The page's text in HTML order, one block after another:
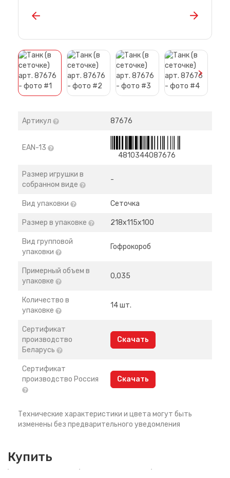
>
Артикул 87676
EAN-13
4810344087676
Размер игрушки в
собранном виде
-
Вид упаковки Сеточка
Размер в упаковке 218х115х100
Вид групповой
упаковки
Гофрокороб
Примерный объем в
упаковке
0,035
Количество в
упаковке
14 шт.
Сертификат
производство
Беларусь
Скачать
Сертификат
производство Россия
Скачать
Технические характеристики и цвета могут быть
изменены без предварительного уведомления
Купить